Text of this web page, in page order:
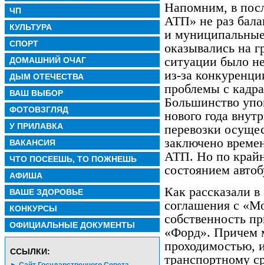
ЧП
КУЛЬТУРА
СПОРТ
ДОМАШНИЙ ОЧАГ
ДЫМ ОТЕЧЕСТВА
ВАШ ВЫБОР
ФОТОВЗГЛЯД
У ПРИЛАВКА
ВАКАНСИЯ
ЧТО ПОСЕЕШЬ, ТО ПОЖНЕШЬ
АФИША
ВАШЕ ЗДОРОВЬЕ
КОНКУРСЫ
ОФИЦИАЛЬНЫЕ ДОКУМЕНТЫ
CСЫЛКИ:
Напомним, в
АТП» не раз
и
оказывались на
ситуации было
из-за
проблемы с
Большинство
нового года
перевозки
заключено
АТП. Но по
состоянием
Как рассказали
соглашения с
собственность
«Форд». Причем
проходимостью,
транспортному